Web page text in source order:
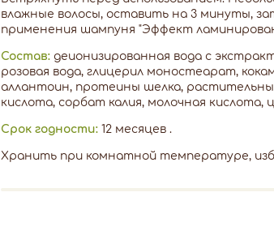
влажные волосы, оставить на 3 минуты,
применения шампуня "Эффект
Состав: деионизированная вода с
розовая вода, глицерил моностеарат,
аллантоин, протеины шелка,
кислота, сорбат калия, молочная
Срок годности: 12 месяцев .
Хранить при комнатной температуре,